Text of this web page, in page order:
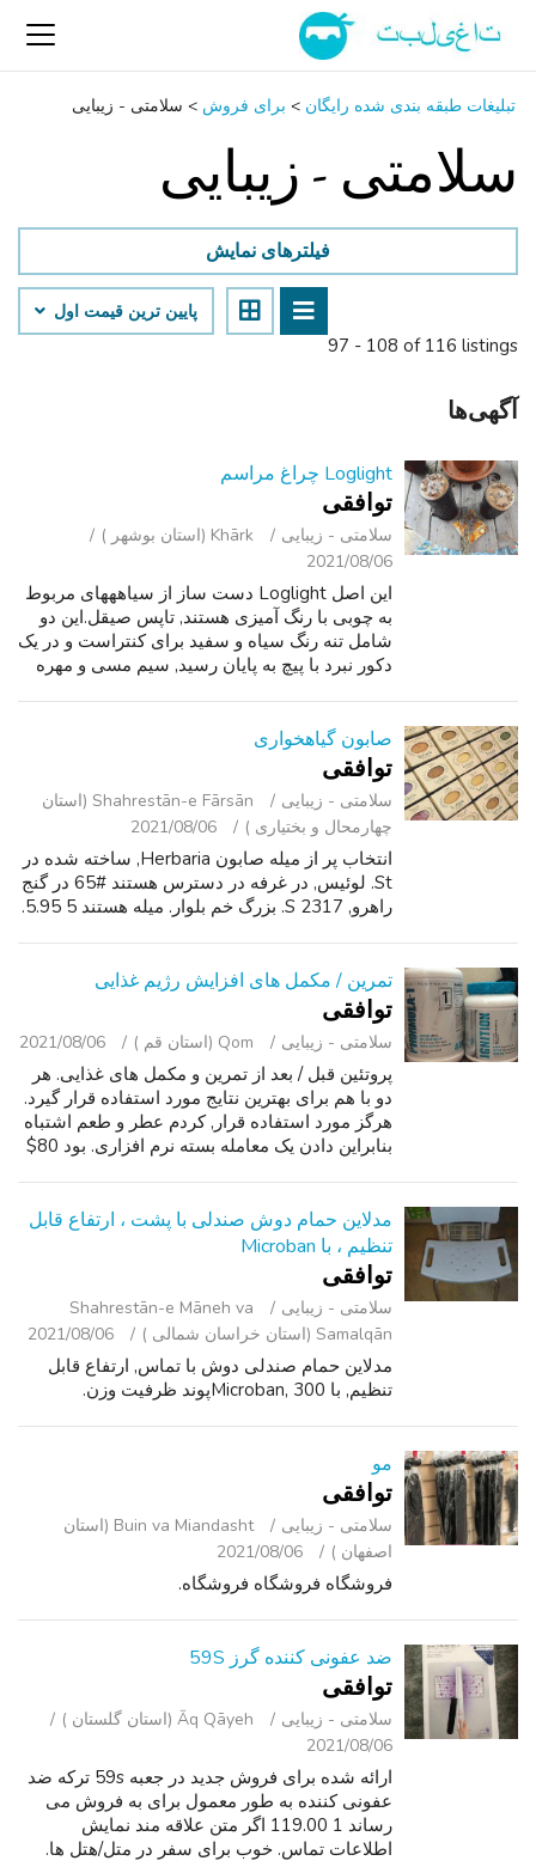
تبلیغات طبقه بندی شده رایگان > برای فروش > سلامتی - زیبایی
سلامتی - زیبایی
97 - 108 of 116 listings
فیلترهای نمایش
پایین ‌ترین قیمت اول
آگهی‌ها
Loglight چراغ مراسم
توافقی
سلامتی - زیبایی
Khārk (استان بوشهر )
2021/08/06
این اصل Loglight دست ساز از سیاهههای مربوط
به چوبی با رنگ آمیزی هستند, تاپس صیقل.این دو
شامل تنه رنگ سیاه و سفید برای کنتراست و در یک
دکور نبرد با پیچ به پایان رسید, سیم مسی و مهره
صابون گیاهخواری
توافقی
سلامتی - زیبایی
Shahrestān-e Fārsān (استان
چهارمحال و بختیاری )
2021/08/06
انتخاب پر از میله صابون Herbaria, ساخته شده در
St. لوئیس, در غرفه در دسترس هستند #65 در گنج
راهرو, 2317 S. بزرگ خم بلوار. میله هستند 5 5.95.
تمرین / مکمل های افزایش رژیم غذایی
توافقی
سلامتی - زیبایی Qom (استان قم ) 2021/08/06
پروتئین قبل / بعد از تمرین و مکمل های غذایی. هر
دو با هم برای بهترین نتایج مورد استفاده قرار گیرد.
هرگز مورد استفاده قرار, کردم عطر و طعم اشتباه
بنابراین دادن یک معامله بسته نرم افزاری. بود 80$
مدلاین حمام دوش صندلی با پشت ، ارتفاع قابل
تنظیم ، با Microban
توافقی
سلامتی - زیبایی
Shahrestān-e Māneh va
Samalqān (استان خراسان شمالی )
2021/08/06
مدلاین حمام صندلی دوش با تماس, ارتفاع قابل
تنظیم, با Microban, 300پوند ظرفیت وزن.
مو
توافقی
سلامتی - زیبایی
Buin va Miandasht (استان
اصفهان )
2021/08/06
فروشگاه فروشگاه فروشگاه.
ضد عفونی کننده گرز 59S
توافقی
سلامتی - زیبایی
Āq Qāyeh (استان گلستان )
2021/08/06
ارائه شده برای فروش جدید در جعبه 59s ترکه ضد
عفونی کننده به طور معمول برای به فروش می
رساند 1 119.00 اگر متن علاقه مند نمایش
اطلاعات تماس. خوب برای سفر در متل/هتل ها.